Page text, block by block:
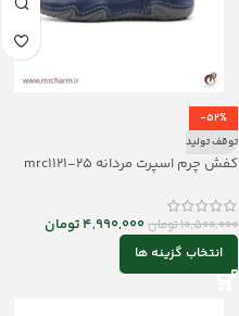
-52%
توقف تولید
کفش چرم اسپرت مردانه mrc1121-25
10,500,000تومان4,990,000تومان
انتخاب گزینه ها